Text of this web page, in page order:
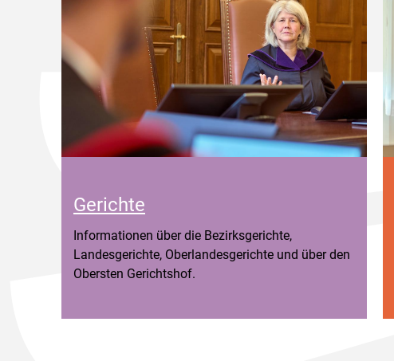
Gerichte
Informationen über die Bezirksgerichte,
Landesgerichte, Oberlandesgerichte und über den
Obersten Gerichtshof.